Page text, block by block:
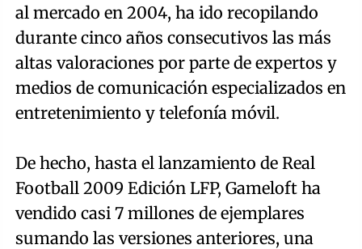
al mercado en 2004, ha ido recopilando
durante cinco años consecutivos las más
altas valoraciones por parte de expertos y
medios de comunicación especializados en
entretenimiento y telefonía móvil.
De hecho, hasta el lanzamiento de Real
Football 2009 Edición LFP, Gameloft ha
vendido casi 7 millones de ejemplares
sumando las versiones anteriores, una